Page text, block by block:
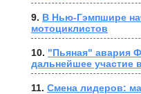
9. В Нью-Гэмпшире
мотоциклистов
10. "Пьяная" авария
дальнейшее участие
11. Смена лидеров: